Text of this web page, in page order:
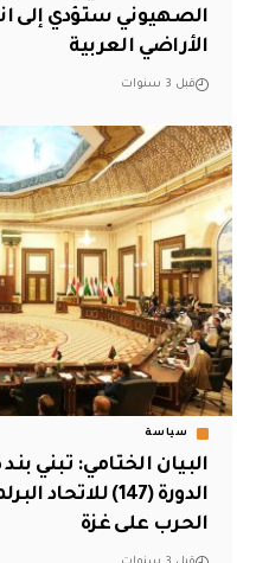
الصهيوني ستؤدي إلى
الأراضي العربية
قبل 3 سنوات
سياسة
البيان الختامي: تبني
الدورة (147)
الحرب على غزة